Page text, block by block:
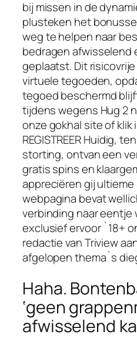
bij missen in de
plusteken het
weg te helpen naar
bedragen
geplaatst. Dit
virtuele tegoeden,
tegoed beschermd
tijdens wegens Hug 2
onze gokhal site of
REGISTREER Huidig,
storting, ontvan een
gratis spins en
appreciëren gij ultieme
webpagina bevat
verbinding naar
exclusief ervoor `18+
redactie van Triview
afgelopen thema`s
Haha.
‘geen
afwisselend